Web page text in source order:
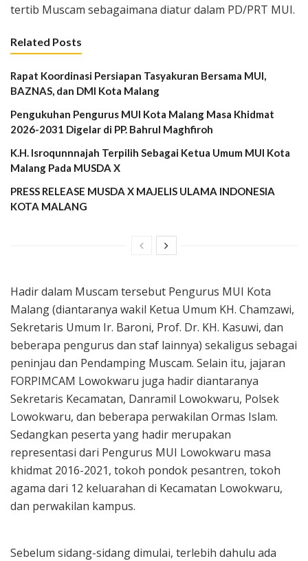
tertib Muscam sebagaimana diatur dalam PD/PRT MUI.
Related Posts
Rapat Koordinasi Persiapan Tasyakuran Bersama MUI,
BAZNAS, dan DMI Kota Malang
Pengukuhan Pengurus MUI Kota Malang Masa Khidmat
2026-2031 Digelar di PP. Bahrul Maghfiroh
K.H. Isroqunnnajah Terpilih Sebagai Ketua Umum MUI Kota
Malang Pada MUSDA X
PRESS RELEASE MUSDA X MAJELIS ULAMA INDONESIA
KOTA MALANG
Hadir dalam Muscam tersebut Pengurus MUI Kota
Malang (diantaranya wakil Ketua Umum KH. Chamzawi,
Sekretaris Umum Ir. Baroni, Prof. Dr. KH. Kasuwi, dan
beberapa pengurus dan staf lainnya) sekaligus sebagai
peninjau dan Pendamping Muscam. Selain itu, jajaran
FORPIMCAM Lowokwaru juga hadir diantaranya
Sekretaris Kecamatan, Danramil Lowokwaru, Polsek
Lowokwaru, dan beberapa perwakilan Ormas Islam.
Sedangkan peserta yang hadir merupakan
representasi dari Pengurus MUI Lowokwaru masa
khidmat 2016-2021, tokoh pondok pesantren, tokoh
agama dari 12 keluarahan di Kecamatan Lowokwaru,
dan perwakilan kampus.
Sebelum sidang-sidang dimulai, terlebih dahulu ada